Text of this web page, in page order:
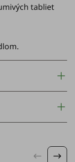
tabliet